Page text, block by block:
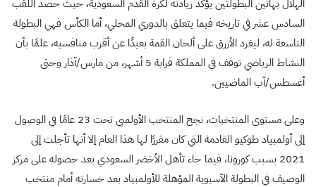
الهلال بهاتين البطولتين يؤكد ريادته لكرة القدم السعودية، حيث حصد اللقب
السادس عشر في تاريخه فيما يتعلق بالدوري المحلي، أما الكأس فهي البطولة
التاسعة له، ليغرد الأزرق على ألحان القمة بعيدًا عن أقرب منافسيه، علمًا بأن
النشاط الرياضي توقف في المملكة قرابة 5 أشهر، من مارس/آذار وحتى
أغسطس/آب الماضيين.
وعلى مستوى المنتخبات، نجح المنتخب الأولمبي تحت 23 عامًا في الوصول
إلى أولمبياد طوكيو القادمة التي كان مقررًا لها هذا العام إلا أنها تأجلت إلى
2021 بسبب كورونا، فيما جاء تأهل الأخضر السعودي بعد حصوله على مركز
الوصيف في البطولة الآسيوية المؤهلة للأولمبياد بعد خسارته أمام منتخب